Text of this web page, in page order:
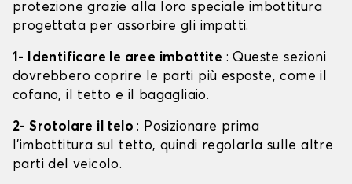
protezione grazie alla loro speciale imbottitura
progettata per assorbire gli impatti.
1- Identificare le aree imbottite : Queste sezioni
dovrebbero coprire le parti più esposte, come il
cofano, il tetto e il bagagliaio.
2- Srotolare il telo: Posizionare prima
l'imbottitura sul tetto, quindi regolarla sulle altre
parti del veicolo.